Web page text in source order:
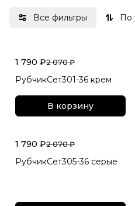
Все фильтры
1 790 ₽2 070 ₽
РубчикСет301-36 крем
В корзину
1 790 ₽2 070 ₽
РубчикСет305-36 серые